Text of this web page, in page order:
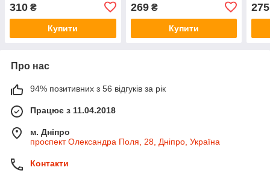
65х65 303903
310 ₴
Купити
50х50 303603
269₴
Купити
275
Про нас
94% позитивних з 56 відгуків за рік
Працює з 11.04.2018
м. Дніпро
проспект Олександра Поля, 28, Дніпро, Україна
Контакти